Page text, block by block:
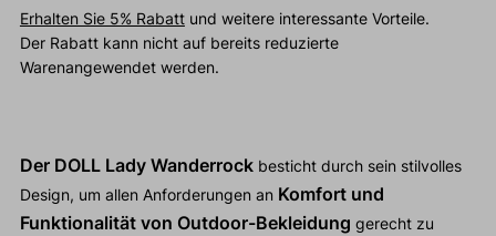
Erhalten Sie 5% Rabattund weitere interessante Vorteile.
Der Rabatt kann nicht auf bereits reduzierte
Warenangewendet werden.
Der DOLL Lady Wanderrock besticht durch sein stilvolles
Design, um allen Anforderungen an Komfort und
Funktionalität von Outdoor-Bekleidung gerecht zu